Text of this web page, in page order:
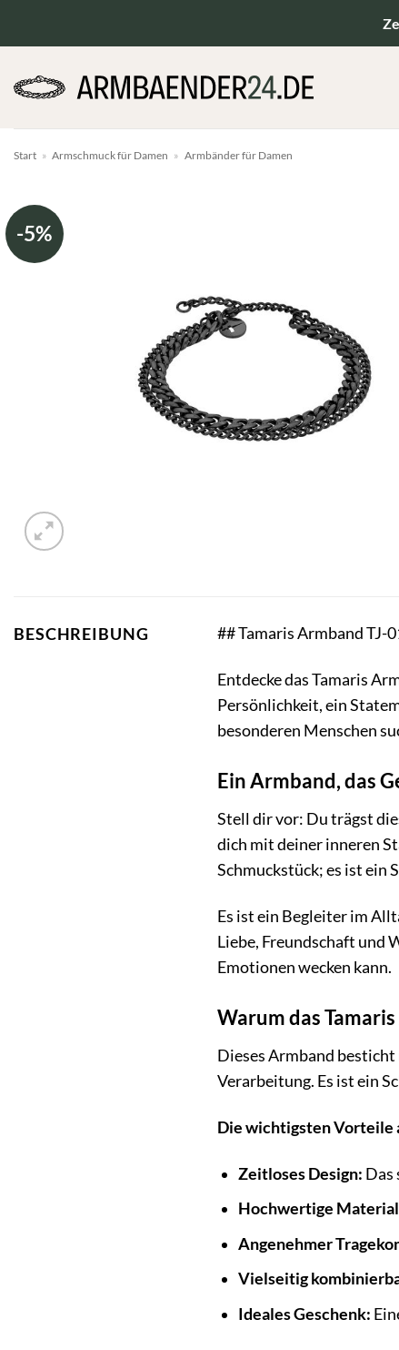
Start » Armschmuck für Damen » Armbänder für Damen
-5%
BESCHREIBUNG ## Tamaris Armband TJ-
Entdecke das Tamaris
Persönlichkeit, ein
besonderen Menschen
Ein Armband, das
Stell dir vor: Du trägst
dich mit deiner inneren
Schmuckstück; es ist ein
Es ist ein Begleiter im
Liebe, Freundschaft und
Emotionen wecken kann.
Warum das
Dieses Armband
Verarbeitung. Es ist ein
Die wichtigsten Vorteile
Zeitloses Design: Das
Hochwertige
Angenehmer
Vielseitig
Ideales Geschenk: